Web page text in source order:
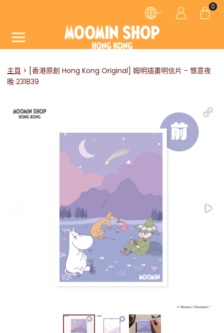
0
主頁
[香港原創 Hong Kong Original] 姆明插畫明信片 - 愜意夜
晚 231839